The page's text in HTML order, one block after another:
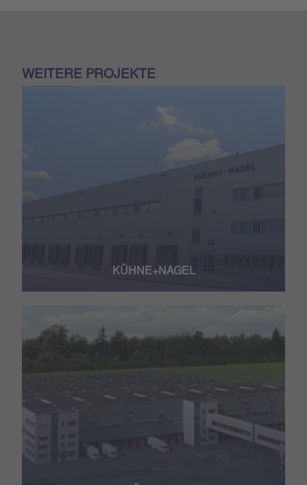
WEITERE PROJEKTE
KÜHNE+NAGEL